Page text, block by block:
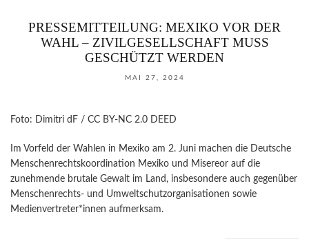
PRESSEMITTEILUNG: MEXIKO VOR DER
WAHL – ZIVILGESELLSCHAFT MUSS
GESCHÜTZT WERDEN
MAI 27, 2024
Foto: Dimitri dF / CC BY-NC 2.0 DEED
Im Vorfeld der Wahlen in Mexiko am 2. Juni machen die Deutsche
Menschenrechtskoordination Mexiko und Misereor auf die
zunehmende brutale Gewalt im Land, insbesondere auch gegenüber
Menschenrechts- und Umweltschutzorganisationen sowie
Medienvertreter*innen aufmerksam.